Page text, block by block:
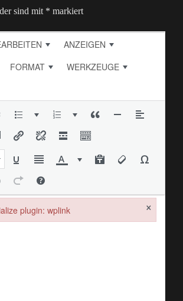
sind mit * markiert
ANZEIGEN
FORMAT
WERKZEUGE
plugin: wplink ×
plugin: wplink